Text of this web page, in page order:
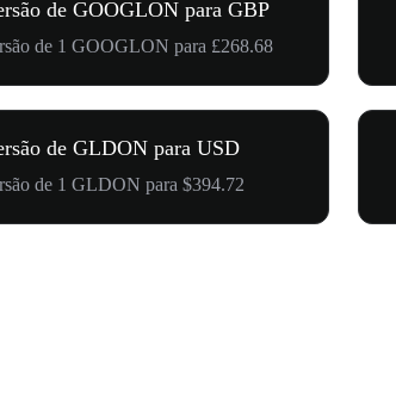
de GOOGLON para GBP
de 1 GOOGLON para £268.68
de GLDON para USD
de 1 GLDON para $394.72